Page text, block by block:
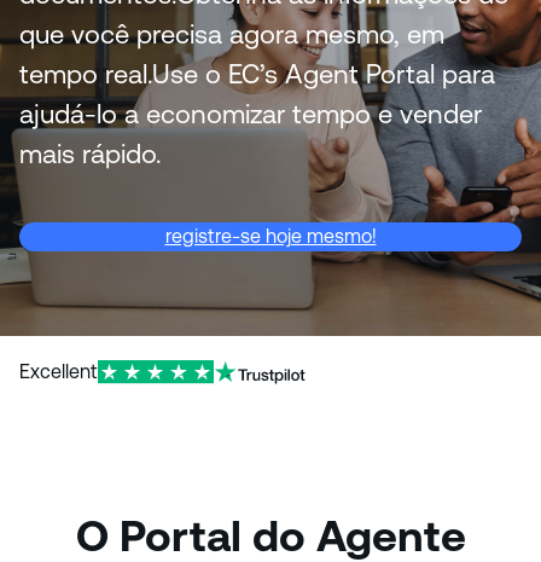
o que você precisa agora mesmo, em
tempo real.Use o EC’s Agent Portal para
ajudá-lo a economizar tempo e vender
mais rápido.
registre-se hoje mesmo!
Excellent
O Portal do Agente